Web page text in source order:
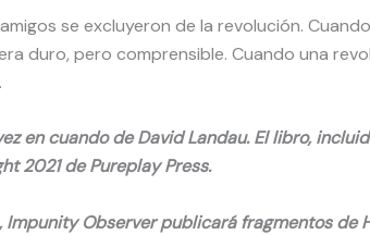
se excluyeron de la revolución.
duro, pero comprensible. Cuando una
en cuando de David Landau. El libro,
2021 de Pureplay Press.
Impunity Observer publicará fragmentos de